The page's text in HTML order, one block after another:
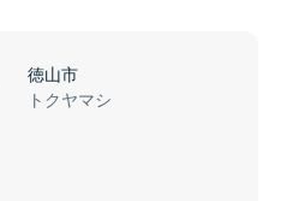
徳山市
トクヤマシ